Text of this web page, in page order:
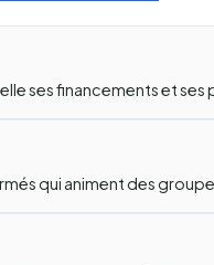
ses financements et ses
qui animent des